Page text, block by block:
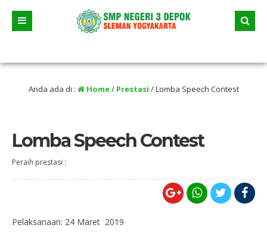
liburan
Anda ada di : Home/ Prestasi /Lomba Speech Contest
Lomba Speech Contest
Peraih prestasi :
Pelaksanaan: 24 Maret 2019